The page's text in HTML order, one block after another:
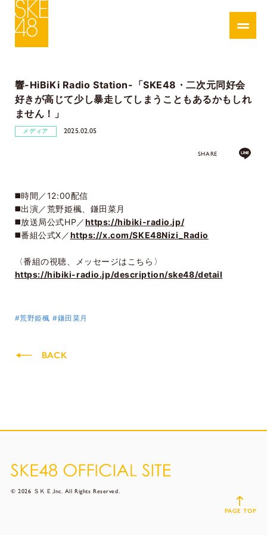
響-HiBiKi Radio Station-「SKE48・⼆次元同好会
好きが⾼じて少し暴⾛してしまうこともあるかもしれ
ません！」
メディア 2025.02.05
SHARE
◼️時間／12:00配信
◼️出演／荒野姫楓、鎌田菜月
◼️放送局公式HP／https://hibiki-radio.jp/
◼️番組公式X／https://x.com/SKE48Nizi_Radio
〈番組の視聴、メッセージはこちら〉
https://hibiki-radio.jp/description/ske48/detail
#荒野姫楓 #鎌田菜月
BACK
© 2026 ＳＫＥ,Inc. All Rights Reserved.
PAGE TOP